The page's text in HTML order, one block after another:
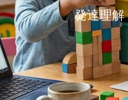
発達理解